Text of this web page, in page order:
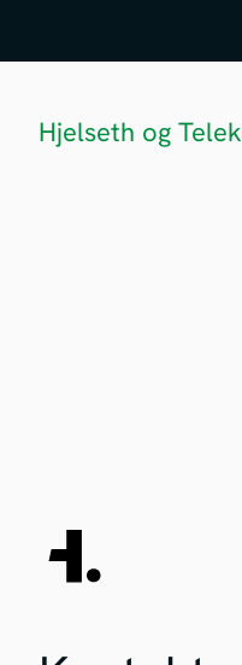
Hjelseth og